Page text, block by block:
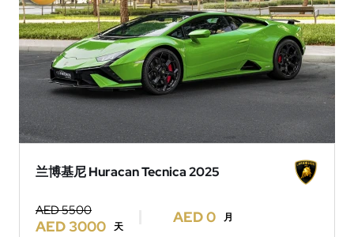
兰博基尼 Huracan Tecnica 2025
AED 5500
AED 3000 天
AED 0 月